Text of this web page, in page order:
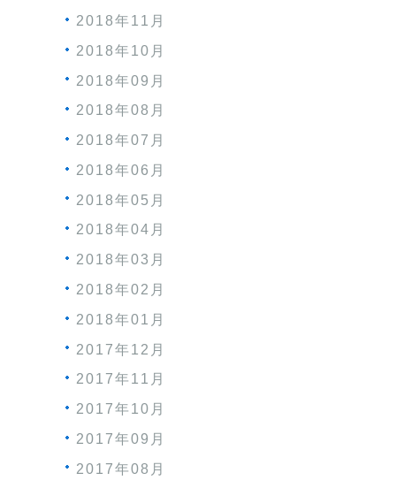
2018年11月
2018年10月
2018年09月
2018年08月
2018年07月
2018年06月
2018年05月
2018年04月
2018年03月
2018年02月
2018年01月
2017年12月
2017年11月
2017年10月
2017年09月
2017年08月